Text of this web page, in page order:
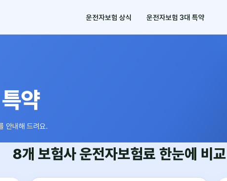
운전자보험 상식 운전자보험 3대 특약
약
안내해 드려요.
8개 보험사운전자보험료 한눈에 비교